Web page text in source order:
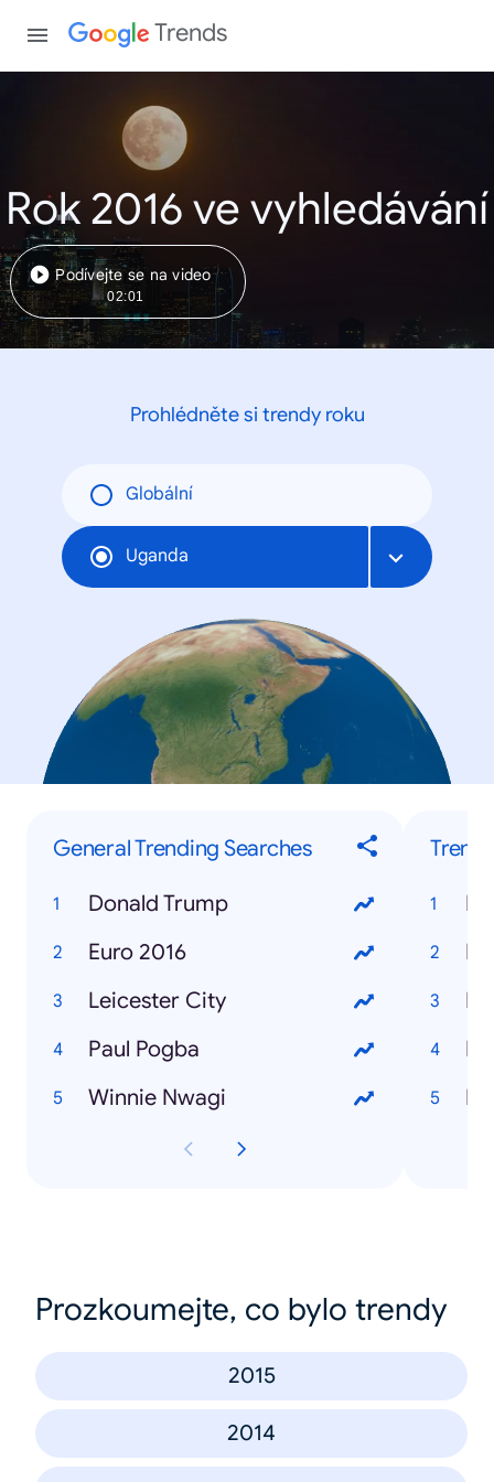
Trends
Rok 2016 ve vyhledávání
Podívejte se na video
02:01
Prohlédněte si trendy roku
Globální
Uganda
General Trending Searches
Donald Trump
Euro 2016
Leicester City
Paul Pogba
Winnie Nwagi
Prozkoumejte, co bylo trendy
2015
2014